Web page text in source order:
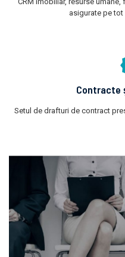
asigurate pe
Contracte
Setul de drafturi de contract